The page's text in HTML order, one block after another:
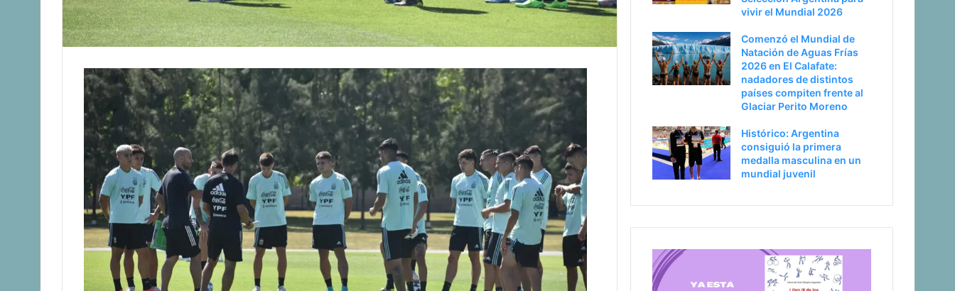
vivir el Mundial 2026
Comenzó el Mundial de
Natación de Aguas Frías
2026 en El Calafate:
nadadores de distintos
países compiten frente al
Glaciar Perito Moreno
Histórico: Argentina
consiguió la primera
medalla masculina en un
mundial juvenil